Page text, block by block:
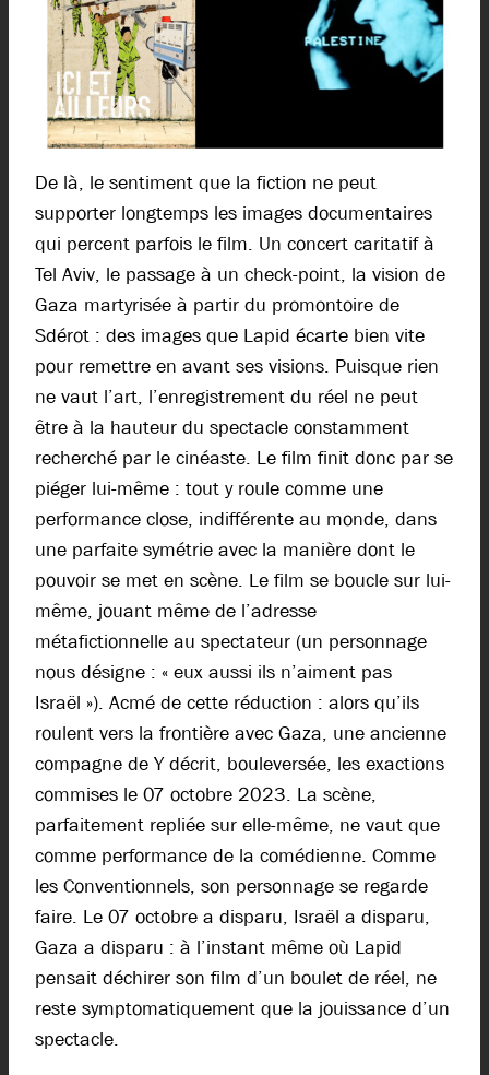
De là, le sentiment que la fiction ne peut
supporter longtemps les images documentaires
qui percent parfois le film. Un concert caritatif à
Tel Aviv, le passage à un check-point, la vision de
Gaza martyrisée à partir du promontoire de
Sdérot : des images que Lapid écarte bien vite
pour remettre en avant ses visions. Puisque rien
ne vaut l’art, l’enregistrement du réel ne peut
être à la hauteur du spectacle constamment
recherché par le cinéaste. Le film finit donc par se
piéger lui-même : tout y roule comme une
performance close, indifférente au monde, dans
une parfaite symétrie avec la manière dont le
pouvoir se met en scène. Le film se boucle sur lui-
même, jouant même de l’adresse
métafictionnelle au spectateur (un personnage
nous désigne : « eux aussi ils n’aiment pas
Israël »). Acmé de cette réduction : alors qu’ils
roulent vers la frontière avec Gaza, une ancienne
compagne de Y décrit, bouleversée, les exactions
commises le 07 octobre 2023. La scène,
parfaitement repliée sur elle-même, ne vaut que
comme performance de la comédienne. Comme
les Conventionnels, son personnage se regarde
faire. Le 07 octobre a disparu, Israël a disparu,
Gaza a disparu : à l’instant même où Lapid
pensait déchirer son film d’un boulet de réel, ne
reste symptomatiquement que la jouissance d’un
spectacle.